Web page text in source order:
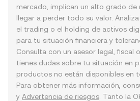
mercado, implican un alto grado de
llegar a perder todo su valor.
el trading o el holding de activos
para tu situación financiera y
Consulta con un asesor legal, fiscal
tienes dudas sobre tu situación en
productos no están disponibles en
Para obtener más información,
y Advertencia de riesgos . Tanto la